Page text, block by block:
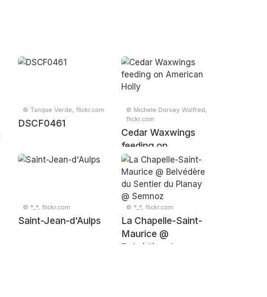
© Tanque Verde, flickr.com
DSCF0461
© Michele Dorsey Walfred,
flickr.com
Cedar Waxwings
feeding on
American Holly
© *_*, flickr.com
Saint-Jean-d'Aulps
© *_*, flickr.com
La Chapelle-Saint-
Maurice @
Belvédère du